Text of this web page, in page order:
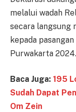
melalui wadah
secara langsung
kepada
Purwakarta 2024.
Baca Juga: 195
Sudah Dapat
Om Zein